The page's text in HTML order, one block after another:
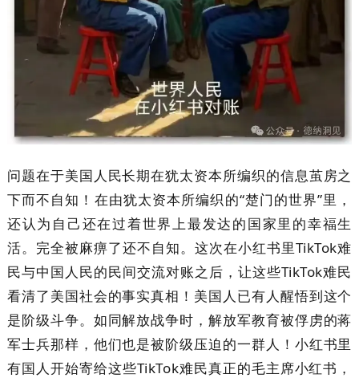
问题在于美国人民长期在犹太资本所编织的信息茧房之
下而不自知！在由犹太资本所编织的“楚门的世界”里，
还认为自己还在过着世界上最发达的国家里的幸福生
活。完全被麻痹了还不自知。这次在小红书里TikTok难
民与中国人民的民间交流对账之后，让这些TikTok难民
看清了美国社会的事实真相！美国人已有人醒悟到这个
是阶级斗争。如同解放战争时，解放军教育被俘虏的蒋
军士兵那样，他们也是被阶级压迫的一群人！小红书里
有国人开始寄给这些TikTok难民真正的毛主席小红书，